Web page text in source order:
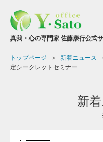
真我・心の専門家 佐藤康行公式
トップページ 新着ニュース
定シークレットセミナー
新